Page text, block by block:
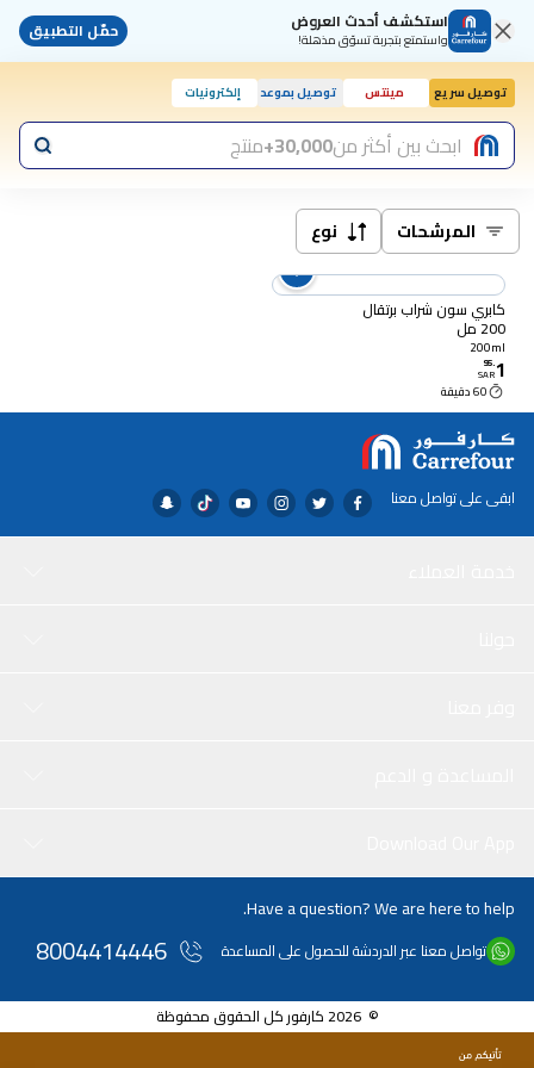
استكشف أحدث العروض
واستمتع بتجربة تسوّق مذهلة! حمّل التطبيق
توصيل سريع مينتس توصيل بموعد إلكترونيات
ابحث بين أكثر من30,000+ منتج
المرشحات نوع
كابري سون شراب برتقال
200 مل
200ml
1
.
95
SAR
60 دقيقة
ابقى على تواصل معنا
Have a question? We are here to help.
تواصل معنا عبر الدردشة للحصول على المساعدة 8004414446
© 2026 كارفور كل الحقوق محفوظة